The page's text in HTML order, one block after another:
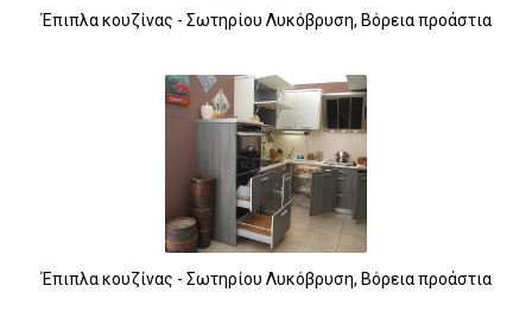
Έπιπλα κουζίνας - Σωτηρίου Λυκόβρυση, Βόρεια προάστια
Έπιπλα κουζίνας - Σωτηρίου Λυκόβρυση, Βόρεια προάστια